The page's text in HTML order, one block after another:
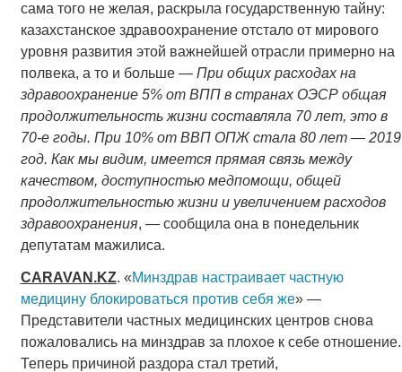
сама того не желая, раскрыла государственную тайну:
казахстанское здравоохранение отстало от мирового
уровня развития этой важнейшей отрасли примерно на
полвека, а то и больше — При общих расходах на
здравоохранение 5% от ВПП в странах ОЭСР общая
продолжительность жизни составляла 70 лет, это в
70-е годы. При 10% от ВВП ОПЖ стала 80 лет — 2019
год. Как мы видим, имеется прямая связь между
качеством, доступностью медпомощи, общей
продолжительностью жизни и увеличением расходов
здравоохранения, — сообщила она в понедельник
депутатам мажилиса.
CARAVAN .KZ. «Минздрав настраивает частную
медицину блокироваться против себя же» —
Представители частных медицинских центров снова
пожаловались на минздрав за плохое к себе отношение.
Теперь причиной раздора стал третий,